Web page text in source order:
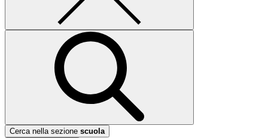
Cerca nella sezione scuola